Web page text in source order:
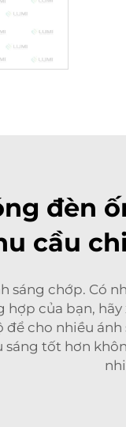
đèn
cầu
sáng chớp. Có
hợp của bạn,
cho nhiều
tốt hơn